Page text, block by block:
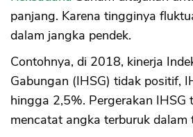
panjang. Karena tingginya
dalam jangka pendek.
Contohnya, di 2018, kinerja
Gabungan (IHSG) tidak positif,
hingga 2,5%. Pergerakan IHSG
mencatat angka terburuk dalam